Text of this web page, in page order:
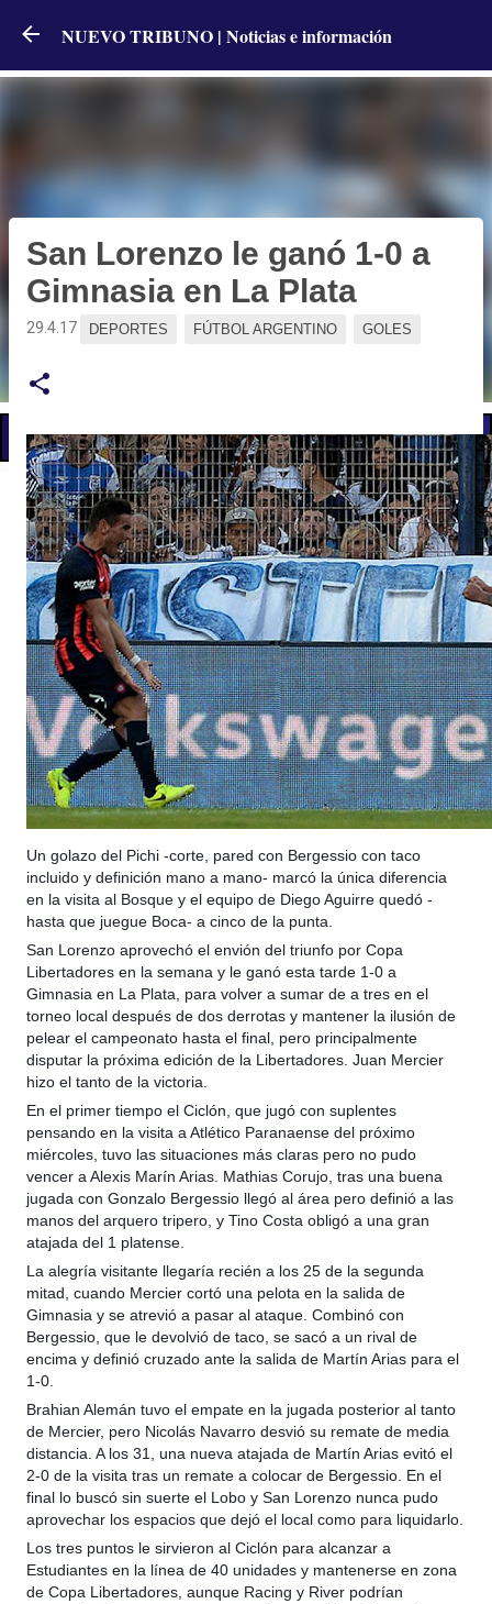
Ir al contenido principal
NUEVO TRIBUNO | Noticias e información
📢 LO ÚLTIMO
San Lorenzo le ganó 1-0 a
Gimnasia en La Plata
29.4.17 DEPORTES FÚTBOL ARGENTINO GOLES
Un golazo del Pichi -corte, pared con Bergessio con taco
incluido y definición mano a mano- marcó la única diferencia
en la visita al Bosque y el equipo de Diego Aguirre quedó -
hasta que juegue Boca- a cinco de la punta.
San Lorenzo aprovechó el envión del triunfo por Copa
Libertadores en la semana y le ganó esta tarde 1-0 a
Gimnasia en La Plata, para volver a sumar de a tres en el
torneo local después de dos derrotas y mantener la ilusión de
pelear el campeonato hasta el final, pero principalmente
disputar la próxima edición de la Libertadores. Juan Mercier
hizo el tanto de la victoria.
En el primer tiempo el Ciclón, que jugó con suplentes
pensando en la visita a Atlético Paranaense del próximo
miércoles, tuvo las situaciones más claras pero no pudo
vencer a Alexis Marín Arias. Mathias Corujo, tras una buena
jugada con Gonzalo Bergessio llegó al área pero definió a las
manos del arquero tripero, y Tino Costa obligó a una gran
atajada del 1 platense.
La alegría visitante llegaría recién a los 25 de la segunda
mitad, cuando Mercier cortó una pelota en la salida de
Gimnasia y se atrevió a pasar al ataque. Combinó con
Bergessio, que le devolvió de taco, se sacó a un rival de
encima y definió cruzado ante la salida de Martín Arias para el
1-0.
Brahian Alemán tuvo el empate en la jugada posterior al tanto
de Mercier, pero Nicolás Navarro desvió su remate de media
distancia. A los 31, una nueva atajada de Martín Arias evitó el
2-0 de la visita tras un remate a colocar de Bergessio. En el
final lo buscó sin suerte el Lobo y San Lorenzo nunca pudo
aprovechar los espacios que dejó el local como para liquidarlo.
Los tres puntos le sirvieron al Ciclón para alcanzar a
Estudiantes en la línea de 40 unidades y mantenerse en zona
de Copa Libertadores, aunque Racing y River podrían